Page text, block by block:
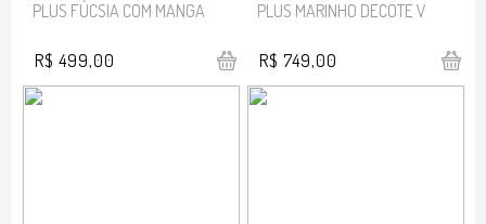
PLUS FÚCSIA COM MANGA
R$ 499,00
PLUS MARINHO DECOTE V
R$ 749,00